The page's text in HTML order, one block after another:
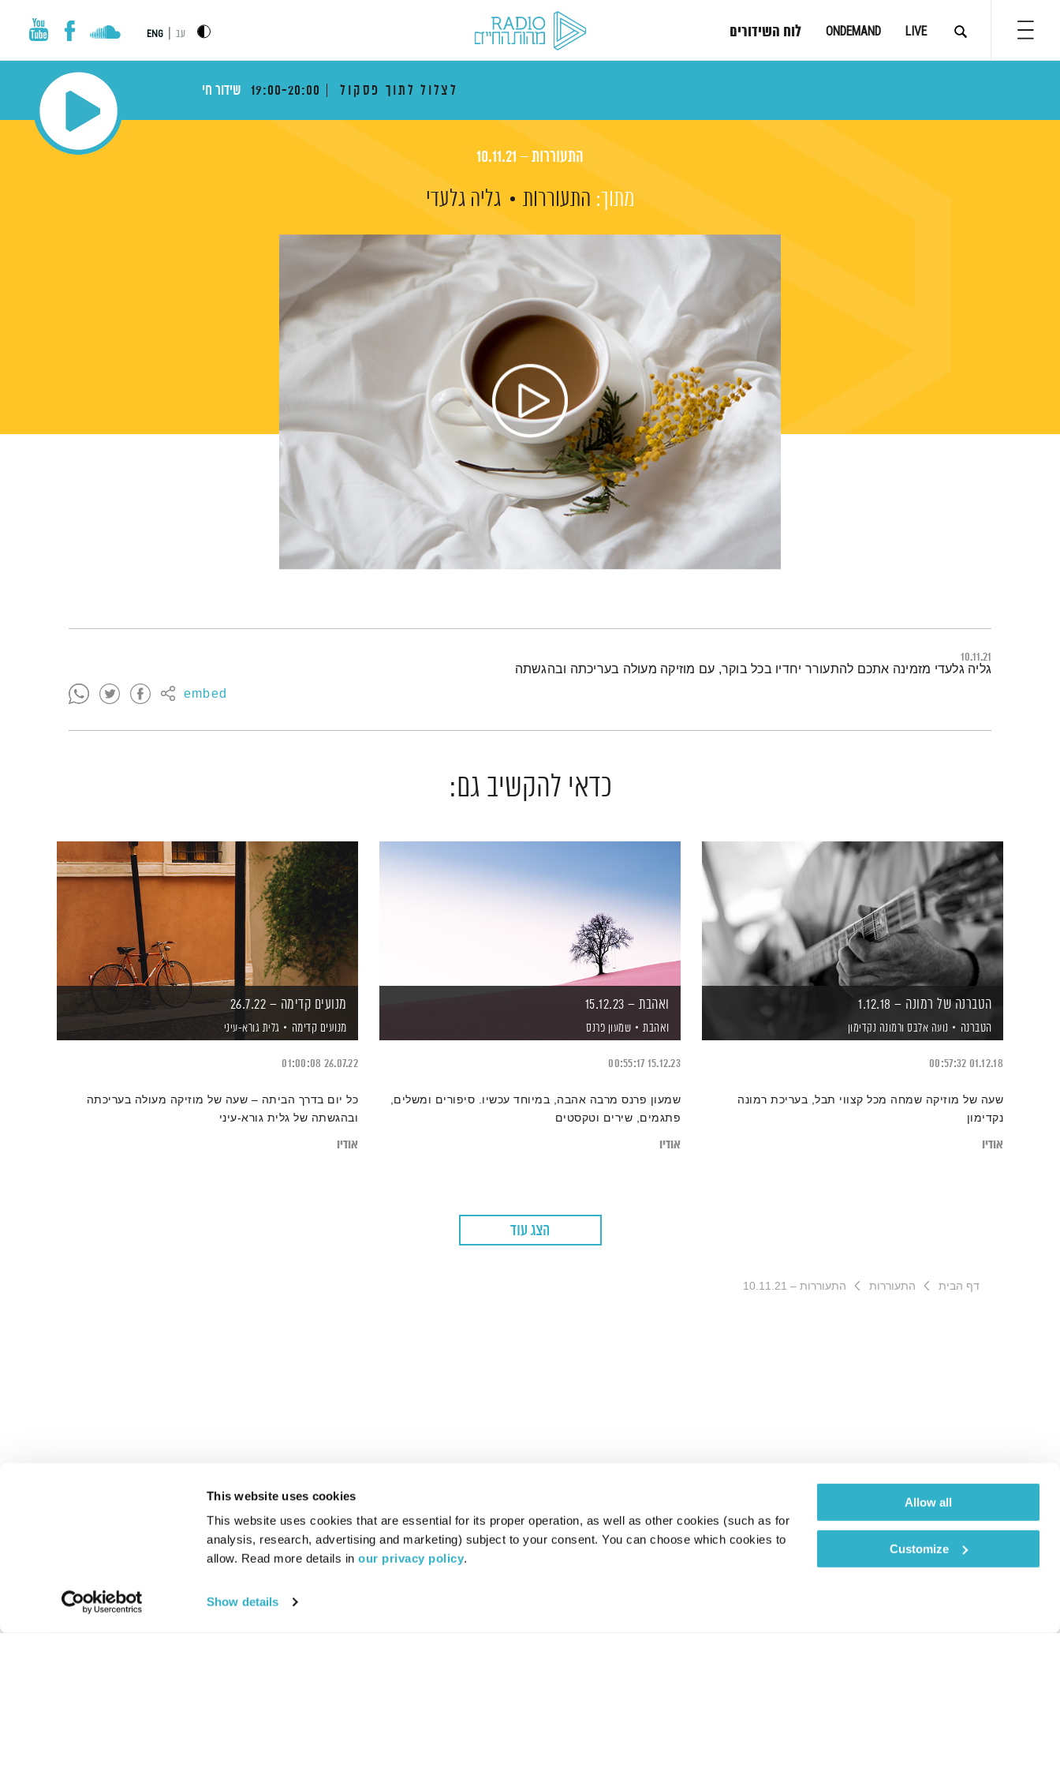
This website uses cookies
This website uses cookies that are essential for its proper operation, as well as other cookies (such as for
analysis, research, advertising and marketing) subject to your consent. You can choose which cookies to
allow. Read more details in our privacy policy.
Show details
Allow all
Customize
LIVE
ONDEMAND לוח השידורים עב ENG
לצלול לתוך פסקול 19:00-20:00 שידור חי
התעוררות – 10.11.21
מתוך: התעוררות גליה גלעדי
10.11.21
embed
תמצית הפודקאסט
גליה גלעדי מזמינה אתכם להתעורר יחדיו בכל בוקר, עם מוזיקה מעולה בעריכתה ובהגשתה
כדאי להקשיב גם:
הטברנה של רמונה – 1.12.18
הטברנה נועה אלבס ורמונה נקדימון
01.12.18
00:57:32
שעה של מוזיקה שמחה מכל קצווי תבל, בעריכת רמונה
נקדימון
אודיו
ואהבת – 15.12.23
ואהבת שמעון פרנס
15.12.23
00:55:17
שמעון פרנס מרבה אהבה, במיוחד עכשיו. סיפורים ומשלים,
פתגמים, שירים וטקסטים
אודיו
מנועים קדימה – 26.7.22
מנועים קדימה גלית גורא-עיני
26.07.22
01:00:08
כל יום בדרך הביתה – שעה של מוזיקה מעולה בעריכתה
ובהגשתה של גלית גורא-עיני
אודיו
הצג עוד
דף הבית התעוררות התעוררות – 10.11.21